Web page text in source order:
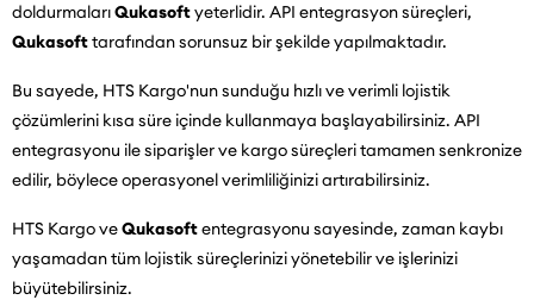
doldurmalarıQukasoftyeterlidir. API entegrasyon süreçleri,
Qukasofttarafından sorunsuz bir şekilde yapılmaktadır.
Bu sayede, HTS Kargo'nun sunduğu hızlı ve verimli lojistik
çözümlerini kısa süre içinde kullanmaya başlayabilirsiniz. API
entegrasyonu ile siparişler ve kargo süreçleri tamamen senkronize
edilir, böylece operasyonel verimliliğinizi artırabilirsiniz.
HTS Kargo veQukasoftentegrasyonu sayesinde, zaman kaybı
yaşamadan tüm lojistik süreçlerinizi yönetebilir ve işlerinizi
büyütebilirsiniz.